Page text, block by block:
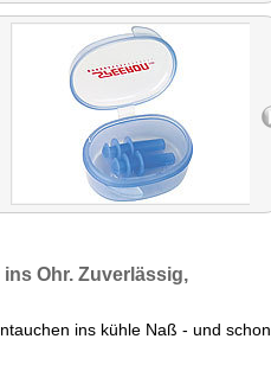
Ohr. Zuverlässig,
ins kühle Naß - und schon